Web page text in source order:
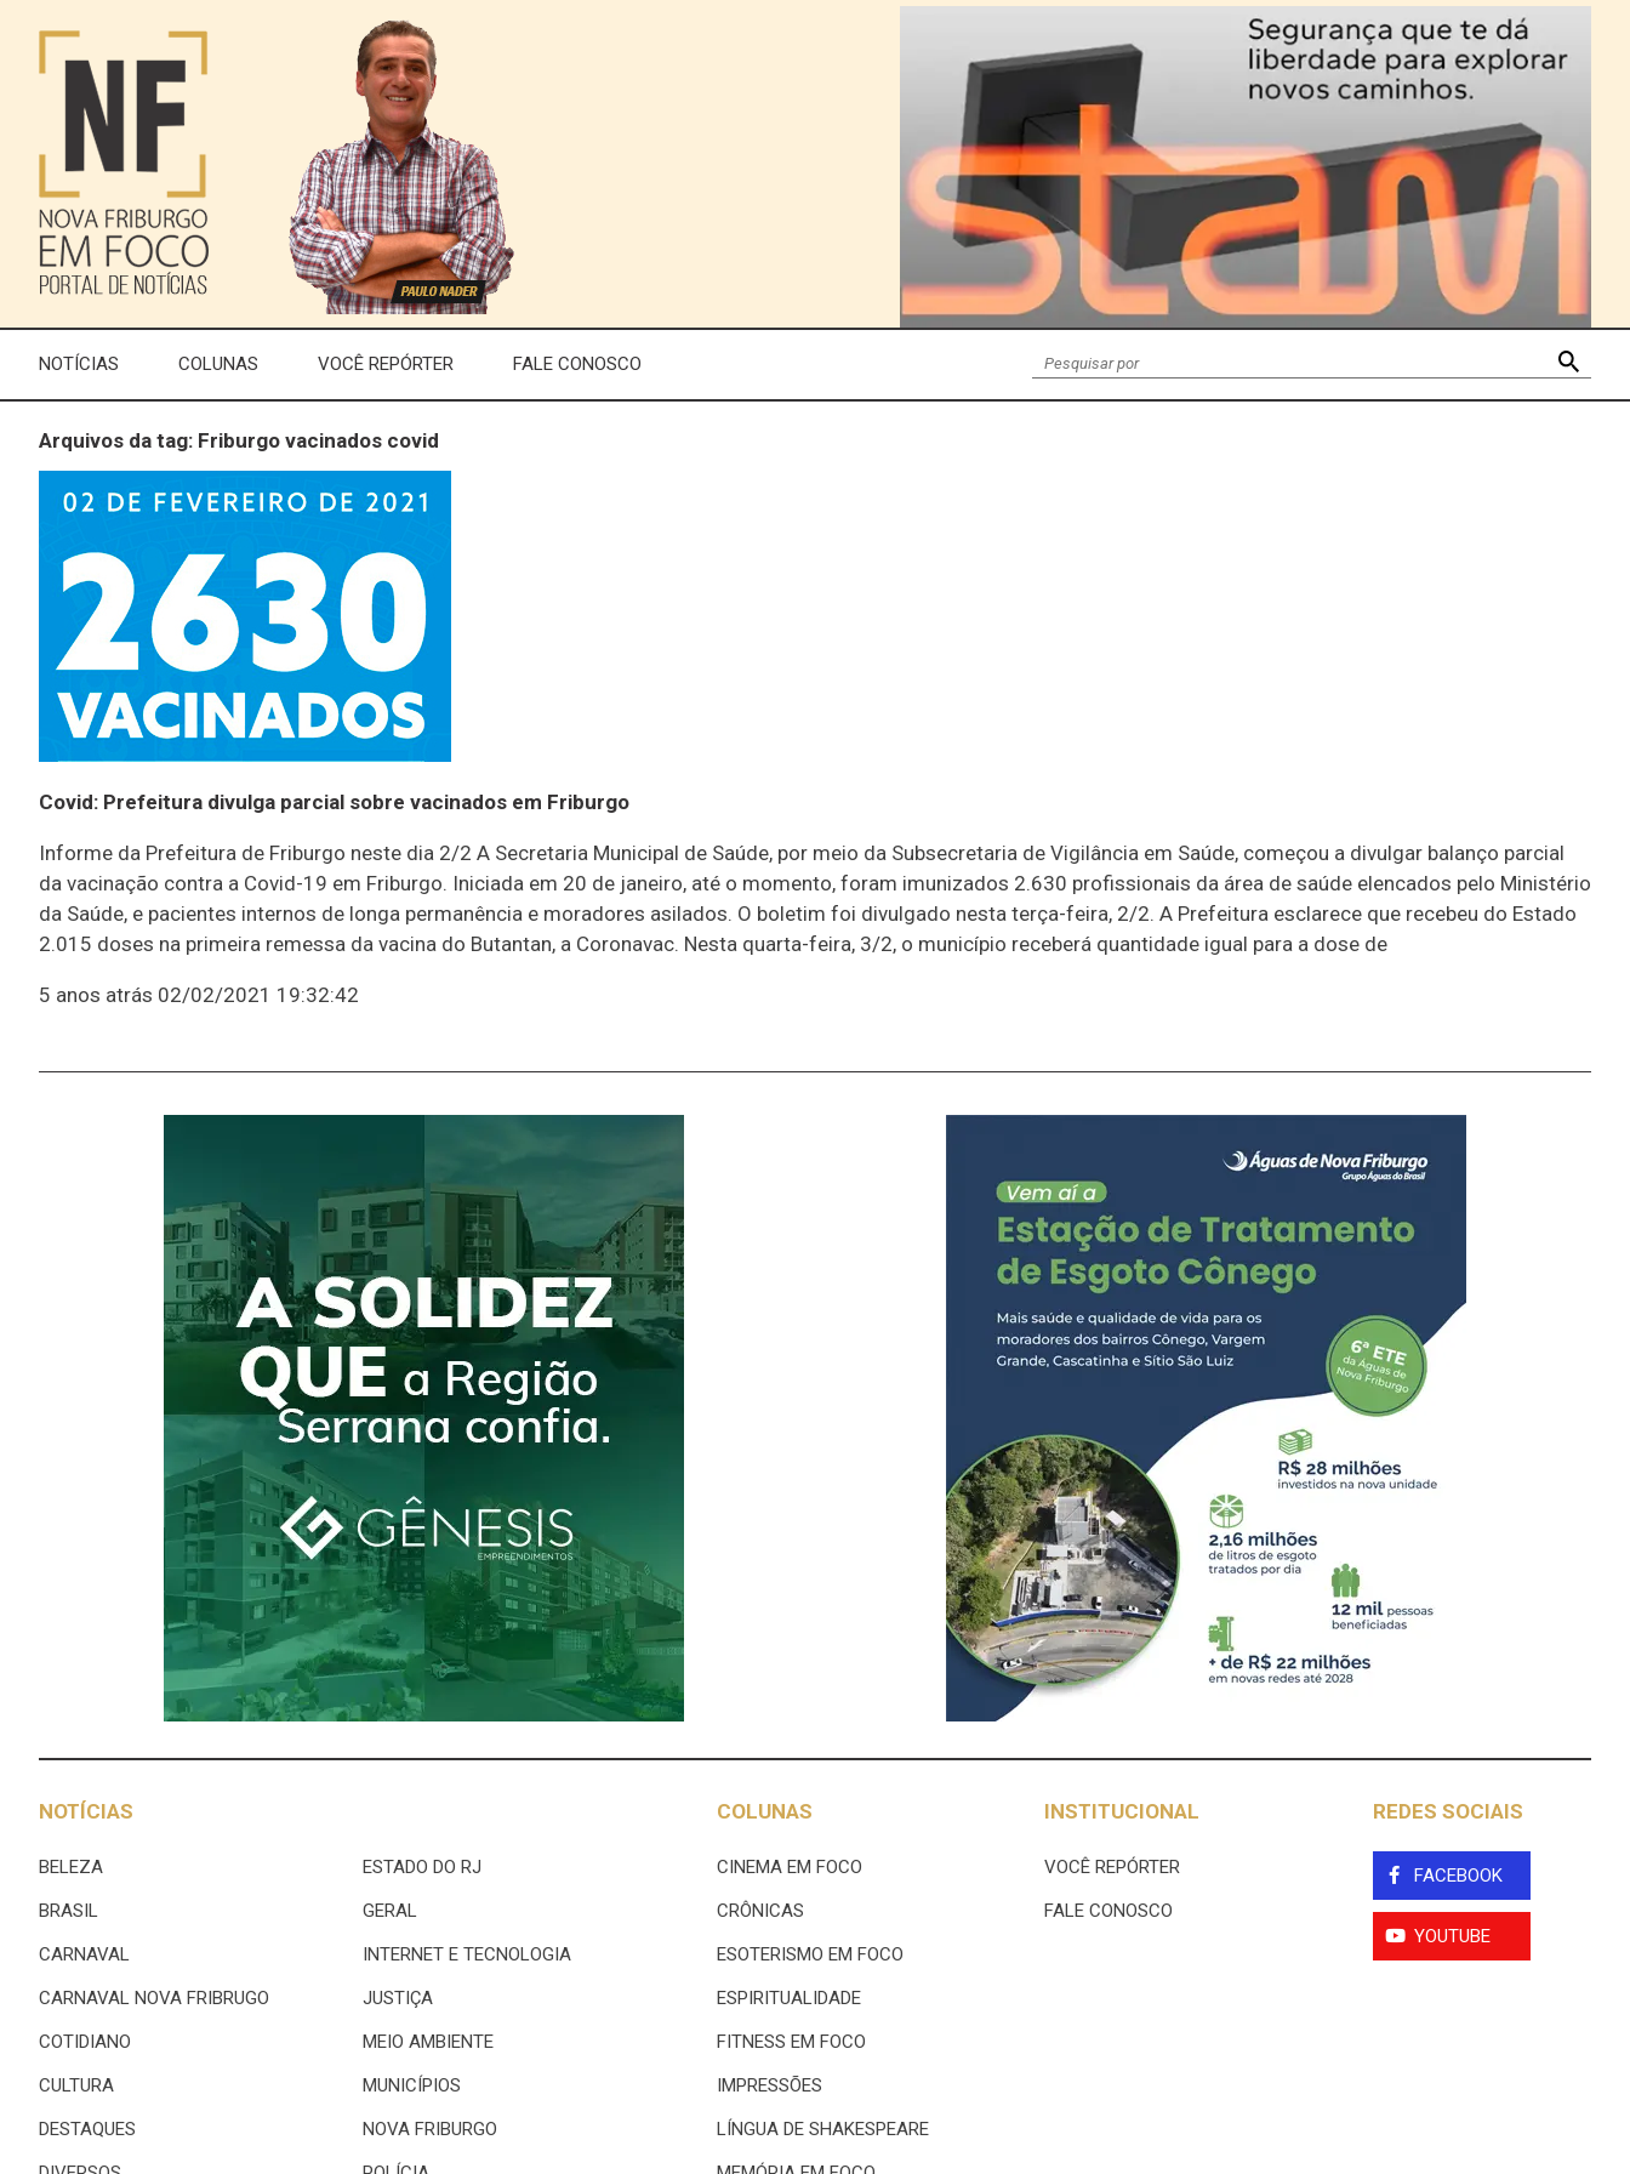
NOTÍCIAS COLUNAS VOCÊ REPÓRTER FALE CONOSCO
Arquivos da tag: Friburgo vacinados covid
Covid: Prefeitura divulga parcial sobre vacinados em Friburgo
Informe da Prefeitura de Friburgo neste dia 2/2 A Secretaria Municipal de Saúde, por meio da Subsecretaria de Vigilância em Saúde, começou a divulgar balanço parcial
da vacinação contra a Covid-19 em Friburgo. Iniciada em 20 de janeiro, até o momento, foram imunizados 2.630 profissionais da área de saúde elencados pelo Ministério
da Saúde, e pacientes internos de longa permanência e moradores asilados. O boletim foi divulgado nesta terça-feira, 2/2. A Prefeitura esclarece que recebeu do Estado
2.015 doses na primeira remessa da vacina do Butantan, a Coronavac. Nesta quarta-feira, 3/2, o município receberá quantidade igual para a dose de
5 anos atrás 02/02/2021 19:32:42
NOTÍCIAS
BELEZA
BRASIL
CARNAVAL
CARNAVAL NOVA FRIBRUGO
COTIDIANO
CULTURA
DESTAQUES
ESTADO DO RJ
GERAL
INTERNET E TECNOLOGIA
JUSTIÇA
MEIO AMBIENTE
MUNICÍPIOS
NOVA FRIBURGO
COLUNAS
CINEMA EM FOCO
CRÔNICAS
ESOTERISMO EM FOCO
ESPIRITUALIDADE
FITNESS EM FOCO
IMPRESSÕES
LÍNGUA DE SHAKESPEARE
INSTITUCIONAL
VOCÊ REPÓRTER
FALE CONOSCO
REDES SOCIAIS
FACEBOOK
YOUTUBE